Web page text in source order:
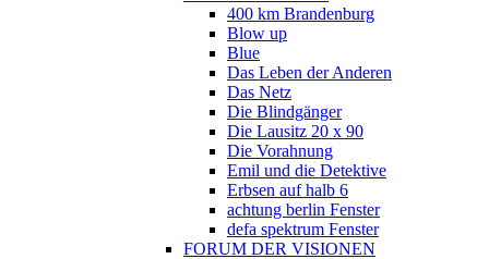
400 km Brandenburg
Blow up
Blue
Das Leben der Anderen
Das Netz
Die Blindgänger
Die Lausitz 20 x 90
Die Vorahnung
Emil und die Detektive
Erbsen auf halb 6
achtung berlin Fenster
defa spektrum Fenster
FORUM DER VISIONEN